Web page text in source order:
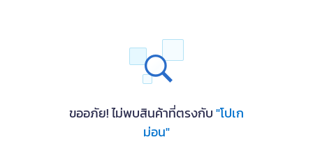
ขออภัย! ไม่พบสินค้าที่ตรงกับ"โปเก
ม่อน"